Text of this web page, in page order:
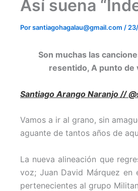
Así suena
Porsantiagohagalau@gmail.com /
Son muchas las
resentido, A punto de
Santiago Arango Naranjo //
Vamos a ir al grano, sin
aguante de tantos años de
La nueva alineación que
voz; Juan David Márquez
pertenecientes al grupo